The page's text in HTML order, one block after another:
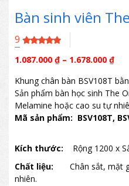
Bàn sinh viên
9
1.087.000 ₫ – 1.678.000 ₫
Khung chân bàn BSV108T
Sản phẩm bàn học sinh The
Melamine hoặc cao su tự
Mã sản phẩm: BSV108T,
Kích thước: Rộng 1200 x
Chất liệu:
Chân sắt, mặt
nhiên.